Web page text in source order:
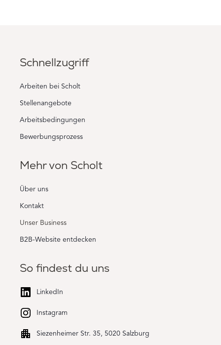
Schnellzugriff
Arbeiten bei Scholt
Stellenangebote
Arbeitsbedingungen
Bewerbungsprozess
Mehr von Scholt
Über uns
Kontakt
Unser Business
B2B-Website entdecken
So findest du uns
LinkedIn
Instagram
Siezenheimer Str. 35, 5020 Salzburg